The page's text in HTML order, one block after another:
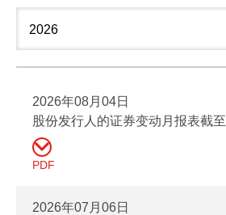
2026年08月04日
股份发行人的证券变动月报表截
PDF
2026年07月06日